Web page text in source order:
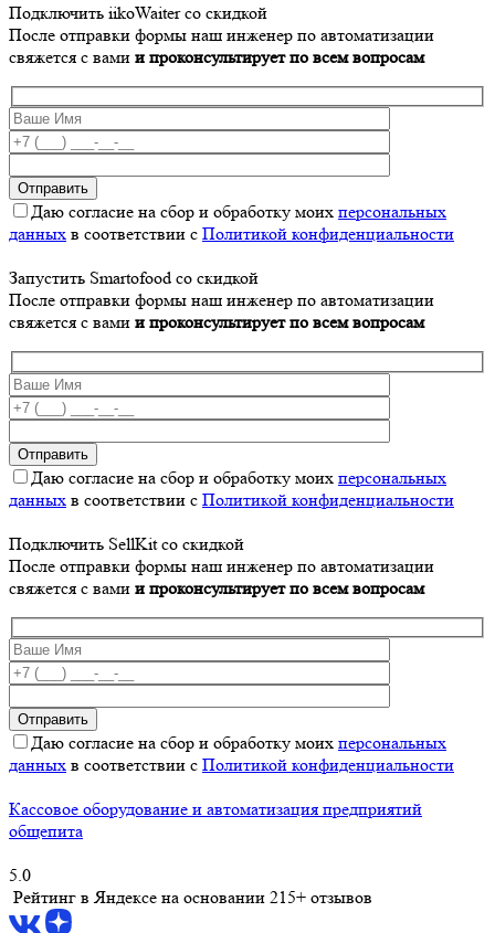
Подключить iikoWaiter со скидкой
После отправки формы наш инженер по автоматизации
свяжется с вами и проконсультирует по всем вопросам
Даю согласие на сбор и обработку моих персональных
данных в соответствии с Политикой конфиденциальности
Запустить Smartofood со скидкой
После отправки формы наш инженер по автоматизации
свяжется с вами и проконсультирует по всем вопросам
Даю согласие на сбор и обработку моих персональных
данных в соответствии с Политикой конфиденциальности
Подключить SellKit со скидкой
После отправки формы наш инженер по автоматизации
свяжется с вами и проконсультирует по всем вопросам
Даю согласие на сбор и обработку моих персональных
данных в соответствии с Политикой конфиденциальности
Кассовое оборудование и автоматизация предприятий
общепита
5.0
Рейтинг в Яндексе на основании 215+ отзывов